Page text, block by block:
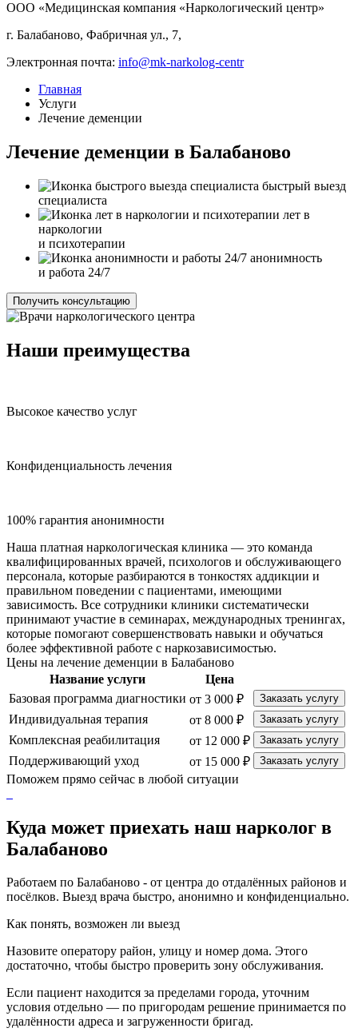
ООО «Медицинская компания «Наркологический центр»
г. Балабаново, Фабричная ул., 7,
Электронная почта: info@mk-narkolog-centr
Главная
Услуги
Лечение деменции
Лечение деменции в Балабаново
быстрый выезд
специалиста
лет в
наркологии
и психотерапии
анонимность
и работа 24/7
Получить консультацию
Наши преимущества
Высокое качество услуг
Конфиденциальность лечения
100% гарантия анонимности
Наша платная наркологическая клиника — это команда
квалифицированных врачей, психологов и обслуживающего
персонала, которые разбираются в тонкостях аддикции и
правильном поведении с пациентами, имеющими
зависимость. Все сотрудники клиники систематически
принимают участие в семинарах, международных тренингах,
которые помогают совершенствовать навыки и обучаться
более эффективной работе с наркозависимостью.
Цены на лечение деменции в Балабаново
Название услуги
Цена
Базовая программа диагностики от 3 000 ₽ Заказать услугу
Индивидуальная терапия от 8 000 ₽ Заказать услугу
Комплексная реабилитация от 12 000 ₽ Заказать услугу
Поддерживающий уход от 15 000 ₽ Заказать услугу
Поможем прямо сейчас в любой ситуации
Куда может приехать наш нарколог в
Балабаново
Работаем по Балабаново - от центра до отдалённых районов и
посёлков. Выезд врача быстро, анонимно и конфиденциально.
Как понять, возможен ли выезд
Назовите оператору район, улицу и номер дома. Этого
достаточно, чтобы быстро проверить зону обслуживания.
Если пациент находится за пределами города, уточним
условия отдельно — по пригородам решение принимается по
удалённости адреса и загруженности бригад.